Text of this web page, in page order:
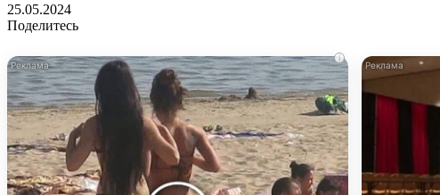
25.05.2024
Поделитесь
i